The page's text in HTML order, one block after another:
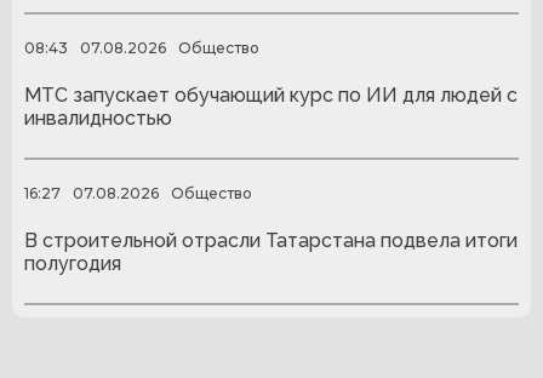
08:43 07.08.2026 Общество
МТС запускает обучающий курс по ИИ для людей с
инвалидностью
16:27 07.08.2026 Общество
В строительной отрасли Татарстана подвела итоги
полугодия